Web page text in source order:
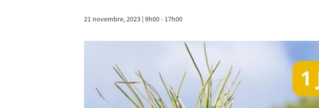
21 novembre, 2023 | 9h00- 17h00